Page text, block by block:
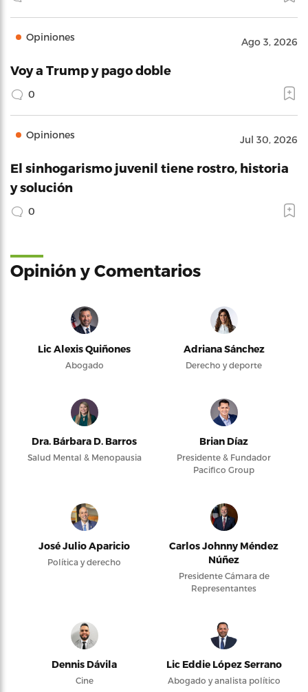
Opiniones Ago 3, 2026
Voy a Trump y pago doble
0
Opiniones Jul 30, 2026
El sinhogarismo juvenil tiene rostro, historia
y solución
0
Opinión y Comentarios
Lic Alexis Quiñones
Abogado
Adriana Sánchez
Derecho y deporte
Dra. Bárbara D. Barros
Salud Mental & Menopausia
Brian Díaz
Presidente & Fundador
Pacifico Group
José Julio Aparicio
Política y derecho
Carlos Johnny Méndez
Núñez
Presidente Cámara de
Representantes
Dennis Dávila
Cine
Lic Eddie López Serrano
Abogado y analista político